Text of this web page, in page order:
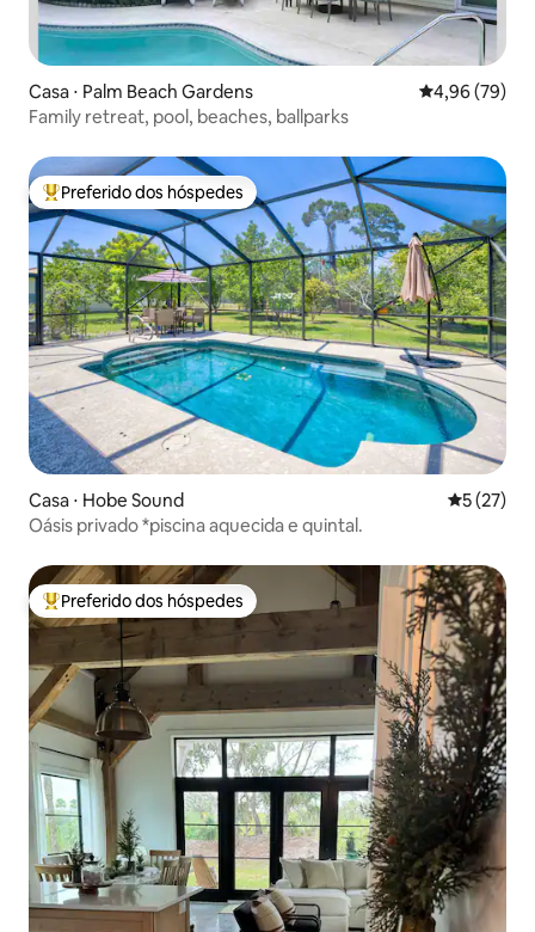
Casa ⋅ Palm Beach Gardens 4,96 de uma
4,96 (79)
Family retreat, pool, beaches, ballparks
Entre os melhores preferidos dos hóspedes
Preferido dos hóspedes
Casa ⋅ Hobe Sound 5 de uma
5 (27)
Oásis privado *piscina aquecida e quintal.
Entre os melhores preferidos dos hóspedes
Preferido dos hóspedes